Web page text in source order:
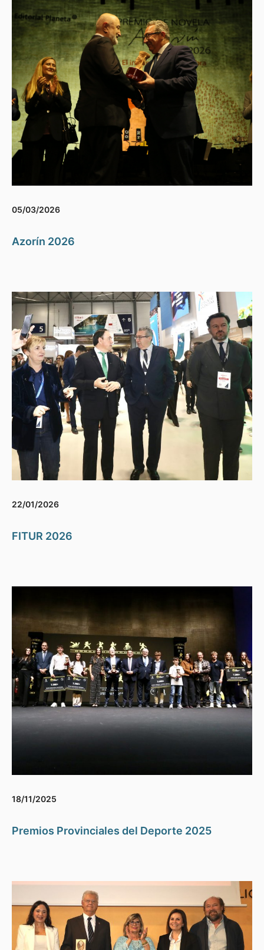
05/03/2026
Azorín 2026
22/01/2026
FITUR 2026
18/11/2025
Premios Provinciales del Deporte 2025